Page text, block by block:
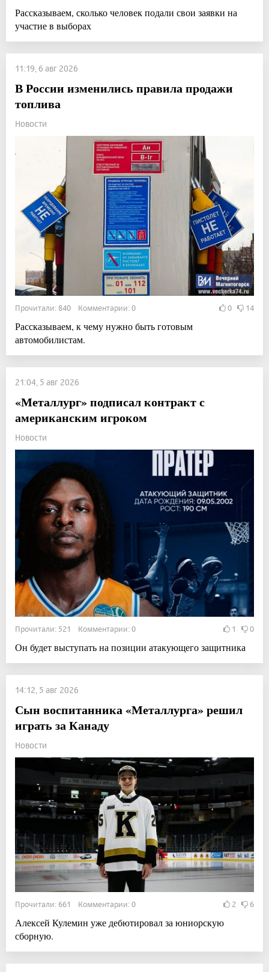
Рассказываем, сколько человек подали свои заявки на
участие в выборах
11:19, 6 авг 2026
В России изменились правила продажи
топлива
Новости
Прочитали: 840 Комментарии: 0 0 14
Рассказываем, к чему нужно быть готовым
автомобилистам.
21:04, 5 авг 2026
«Металлург» подписал контракт с
американским игроком
Новости
Прочитали: 521 Комментарии: 0 1 0
Он будет выступать на позиции атакующего защитника
14:12, 5 авг 2026
Сын воспитанника «Металлурга» решил
играть за Канаду
Новости
Прочитали: 661 Комментарии: 0 2 6
Алексей Кулемин уже дебютировал за юниорскую
сборную.